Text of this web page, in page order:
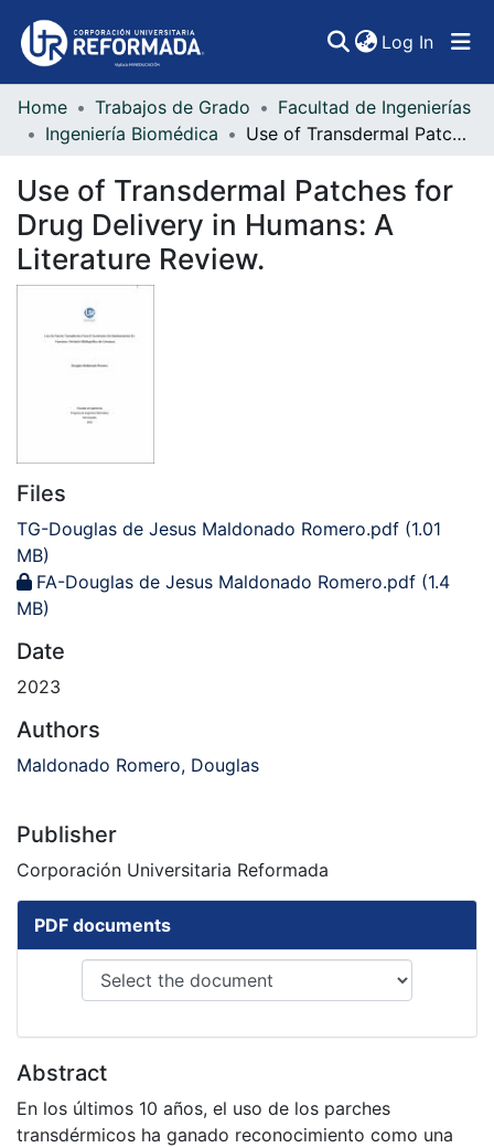
Log In
Communities & Collections
Statistics
Home Trabajos de Grado
Facultad de Ingenierías
Ingeniería Biomédica
Use of Transdermal Patches for Drug Delivery in Humans: A Literature Review.
Use of Transdermal Patches for
Drug Delivery in Humans: A
Literature Review.
Files
TG-Douglas de Jesus Maldonado Romero.pdf (1.01
MB)
FA-Douglas de Jesus Maldonado Romero.pdf (1.4
MB)
Date
2023
Authors
Maldonado Romero, Douglas
Publisher
Corporación Universitaria Reformada
PDF documents
Abstract
En los últimos 10 años, el uso de los parches
transdérmicos ha ganado reconocimiento como una